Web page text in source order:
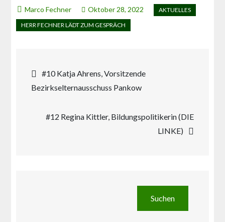
Oktober 28, 2022
Beitragsnavigation
#10 Katja Ahrens, Vorsitzende
Bezirkselternausschuss Pankow
#12 Regina Kittler, Bildungspolitikerin (DIE
LINKE)
Suchen